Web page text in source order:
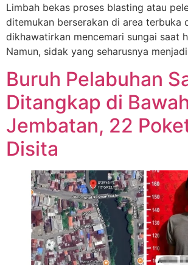
Limbah bekas proses blasting atau
ditemukan berserakan di area terbuka
dikhawatirkan mencemari sungai saat
Namun, sidak yang seharusnya
Buruh Pelabuhan
Ditangkap di Bawah
Jembatan, 22
Disita